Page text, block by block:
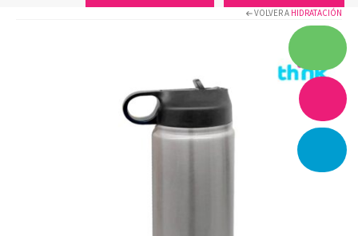
Serigrafía
Gran Formato
Textiles
VOLVER A HIDRATACIÓN